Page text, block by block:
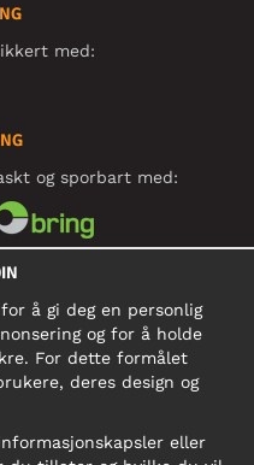
med:
og sporbart med:
MVA
å gi deg en personlig
og for å holde
For dette formålet
deres design og
eller